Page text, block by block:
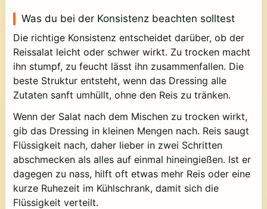
Was du bei der Konsistenz beachten solltest
Die richtige Konsistenz entscheidet darüber, ob der
Reissalat leicht oder schwer wirkt. Zu trocken macht
ihn stumpf, zu feucht lässt ihn zusammenfallen. Die
beste Struktur entsteht, wenn das Dressing alle
Zutaten sanft umhüllt, ohne den Reis zu tränken.
Wenn der Salat nach dem Mischen zu trocken wirkt,
gib das Dressing in kleinen Mengen nach. Reis saugt
Flüssigkeit nach, daher lieber in zwei Schritten
abschmecken als alles auf einmal hineingießen. Ist er
dagegen zu nass, hilft oft etwas mehr Reis oder eine
kurze Ruhezeit im Kühlschrank, damit sich die
Flüssigkeit verteilt.